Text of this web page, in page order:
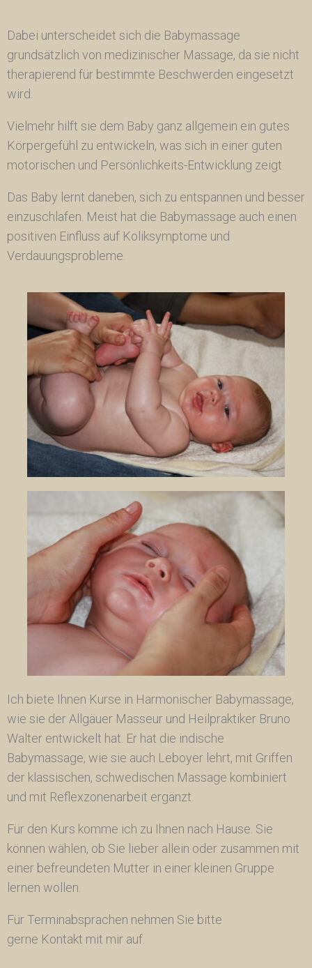
Dabei unterscheidet sich die Babymassage
grundsätzlich von medizinischer Massage, da sie nicht
therapierend für bestimmte Beschwerden eingesetzt
wird.
Vielmehr hilft sie dem Baby ganz allgemein ein gutes
Körpergefühl zu entwickeln, was sich in einer guten
motorischen und Persönlichkeits-Entwicklung zeigt.
Das Baby lernt daneben, sich zu entspannen und besser
einzuschlafen. Meist hat die Babymassage auch einen
positiven Einfluss auf Koliksymptome und
Verdauungsprobleme.
Ich biete Ihnen Kurse in Harmonischer Babymassage,
wie sie der Allgäuer Masseur und Heilpraktiker Bruno
Walter entwickelt hat. Er hat die indische
Babymassage, wie sie auch Leboyer lehrt, mit Griffen
der klassischen, schwedischen Massage kombiniert
und mit Reflexzonenarbeit ergänzt.
Für den Kurs komme ich zu Ihnen nach Hause. Sie
können wählen, ob Sie lieber allein oder zusammen mit
einer befreundeten Mutter in einer kleinen Gruppe
lernen wollen.
Für Terminabsprachen nehmen Sie bitte
gerne Kontakt mit mir auf.